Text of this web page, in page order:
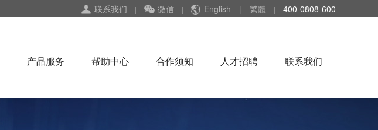
联系我们 | 微信 | English | 繁體 | 400-0808-600
产品服务 帮助中心 合作须知 人才招聘 联系我们